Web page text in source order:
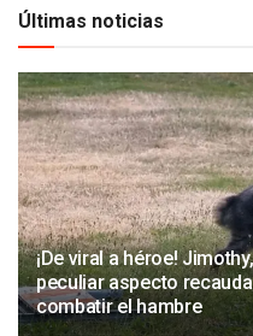
Últimas noticias
¡De viral a héroe!
peculiar aspecto
combatir el hambre